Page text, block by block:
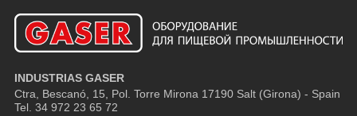
INDUSTRIAS GASER
Ctra, Bescanó, 15, Pol. Torre Mirona 17190 Salt (Girona) - Spain
Tel. 34 972 23 65 72